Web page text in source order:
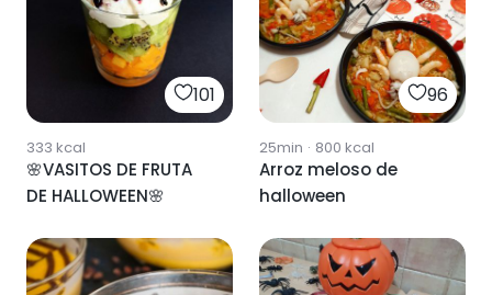
101
333 kcal
🌸VASITOS DE FRUTA
DE HALLOWEEN🌸
96
25min · 800 kcal
Arroz meloso de
halloween